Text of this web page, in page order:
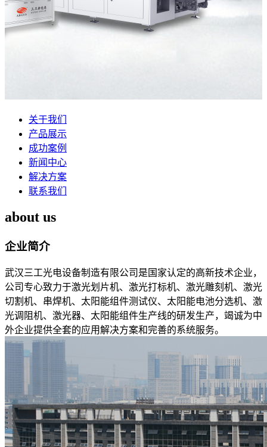
关于我们
产品展示
成功案例
新闻中心
解决方案
联系我们
about us
企业简介
武汉三工光电设备制造有限公司是国家认定的高新技术企业，
公司专心致力于激光划片机、激光打标机、激光雕刻机、激光
切割机、串焊机、太阳能组件测试仪、太阳能电池分选机、激
光调阻机、激光器、太阳能组件生产线的研发生产，竭诚为中
外企业提供全套的应用解决方案和完善的系统服务。